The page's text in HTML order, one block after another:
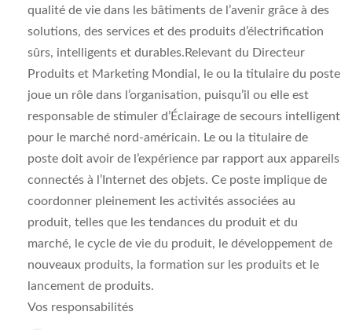
qualité de vie dans les bâtiments de l’avenir grâce à des
solutions, des services et des produits d’électrification
sûrs, intelligents et durables.Relevant du Directeur
Produits et Marketing Mondial, le ou la titulaire du poste
joue un rôle dans l’organisation, puisqu’il ou elle est
responsable de stimuler d’Éclairage de secours intelligent
pour le marché nord-américain. Le ou la titulaire de
poste doit avoir de l’expérience par rapport aux appareils
connectés à l’Internet des objets. Ce poste implique de
coordonner pleinement les activités associées au
produit, telles que les tendances du produit et du
marché, le cycle de vie du produit, le développement de
nouveaux produits, la formation sur les produits et le
lancement de produits.
Vos responsabilités